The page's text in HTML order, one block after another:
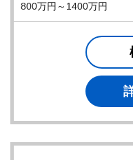
800万円～1400万円